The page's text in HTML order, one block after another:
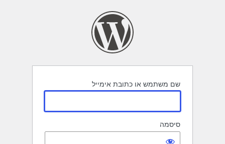
שם משתמש או כתובת אימייל
סיסמה